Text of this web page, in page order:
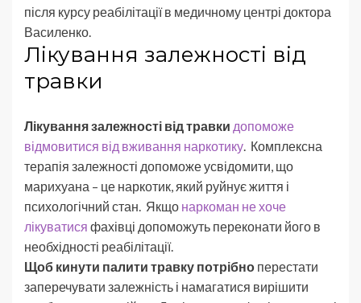
після курсу реабілітації в медичному центрі доктора
Василенко.
Лікування залежності від
травки
Лікування залежності від травки допоможе
відмовитися від вживання наркотику . Комплексна
терапія залежності допоможе усвідомити, що
марихуана – це наркотик, який руйнує життя і
психологічний стан. Якщо наркоман не хоче
лікуватися фахівці допоможуть переконати його в
необхідності реабілітації.
Щоб кинути палити травку потрібно перестати
заперечувати залежність і намагатися вирішити